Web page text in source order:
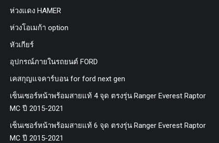
ห่วงแดง HAMER
ห่วงโอเมก้า option
หัวเกียร์
อุปกรณ์ภายในรถยนต์ FORD
เคสกุญแจคาร์บอน for ford next gen
เซ็นเซอร์หน้าพร้อมสายแท้ 4 จุด ตรงรุ่น Ranger Everest Raptor
MC ปี 2015-2021
เซ็นเซอร์หน้าพร้อมสายแท้ 6 จุด ตรงรุ่น Ranger Everest Raptor
MC ปี 2015-2021